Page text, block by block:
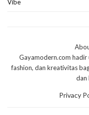
Vibe
Gayamodern.com hadir
fashion, dan kreativitas
dan
Privacy